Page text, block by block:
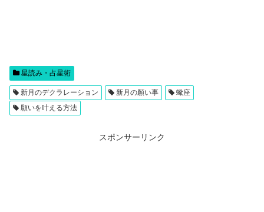
星読み・占星術
新月のデクラレーション 新月の願い事
蠍座
願いを叶える方法
スポンサーリンク